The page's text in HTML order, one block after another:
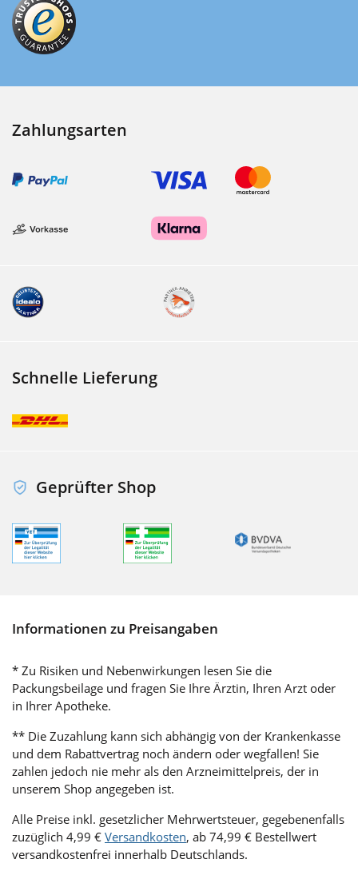
Zahlungsarten
Schnelle Lieferung
Geprüfter Shop
Informationen zu Preisangaben
* Zu Risiken und Nebenwirkungen lesen Sie die
Packungsbeilage und fragen Sie Ihre Ärztin, Ihren Arzt oder
in Ihrer Apotheke.
** Die Zuzahlung kann sich abhängig von der Krankenkasse
und dem Rabattvertrag noch ändern oder wegfallen! Sie
zahlen jedoch nie mehr als den Arzneimittelpreis, der in
unserem Shop angegeben ist.
Alle Preise inkl. gesetzlicher Mehrwertsteuer, gegebenenfalls
zuzüglich 4,99 € Versandkosten, ab 74,99 € Bestellwert
versandkostenfrei innerhalb Deutschlands.